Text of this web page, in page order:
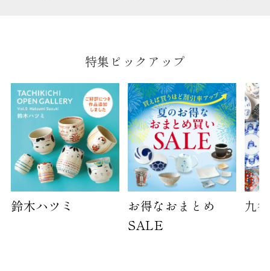
横
22cm
B:京名所 袋
サイズ
高さ
40cm
横
30cm
幅
14cm
袋のサイズは当店で最適なものをご用意いたしま
特集ピックアップ
鈴木ハツミ
お得なおまとめ
SALE
九